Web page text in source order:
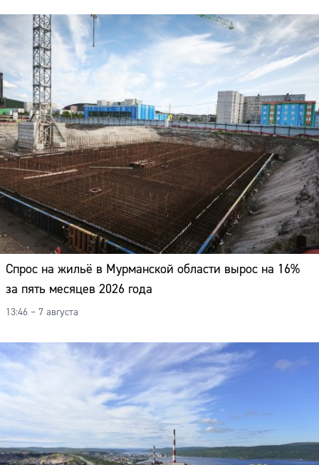
Спрос на жильё в Мурманской области вырос на 16%
за пять месяцев 2026 года
13:46 – 7 августа